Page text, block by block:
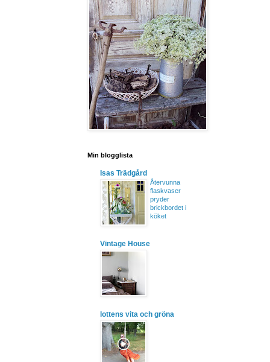
Min blogglista
Isas Trädgård
Återvunna
flaskvaser
pryder
brickbordet i
köket
Vintage House
lottens vita och gröna